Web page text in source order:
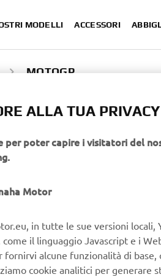
MODELLI ACCESSORI
MOTOGP
Rins. Progettata per i fan,
Energy MotoGP Yamaha
o nell'abbigliamento quotidiano.
ALLA TUA PRIVACY
per poter capire i visitatori del
Motor
in tutte le sue versioni
il linguaggio Javascript e i
alcune funzionalità di
cookie analitici per generare